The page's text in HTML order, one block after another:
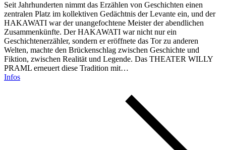
Seit Jahrhunderten nimmt das Erzählen von Geschichten einen
zentralen Platz im kollektiven Gedächtnis der Levante ein, und der
HAKAWATI war der unangefochtene Meister der abendlichen
Zusammenkünfte. Der HAKAWATI war nicht nur ein
Geschichtenerzähler, sondern er eröffnete das Tor zu anderen
Welten, machte den Brückenschlag zwischen Geschichte und
Fiktion, zwischen Realität und Legende. Das THEATER WILLY
PRAML erneuert diese Tradition mit…
Infos